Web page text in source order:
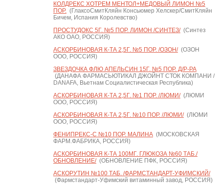
КОЛДРЕКС ХОТРЕМ МЕНТОЛ+МЕДОВЫЙ ЛИМОН №5
ПОР.(ГлаксоСмитКляйн Консьюмер Хелскер/СмитКляйн
Бичем, Испания Королевство)
ПРОСТУДОКС 5Г. №5 ПОР. ЛИМОН /СИНТЕЗ/(Синтез
АКО ОАО, РОССИЯ)
АСКОРБИНОВАЯ К-ТА 2,5Г. №5 ПОР. /ОЗОН/(ОЗОН
ООО, РОССИЯ)
ЗВЕЗДОЧКА ФЛЮ АПЕЛЬСИН 15Г. №5 ПОР. Д/Р-РА
(ДАНАФА ФАРМАСЬЮТИКАЛ ДЖОЙНТ СТОК КОМПАНИ /
DANAFA, Вьетнам Социалистическая Республика)
АСКОРБИНОВАЯ К-ТА 2,5Г. №1 ПОР. /ЛЮМИ/(ЛЮМИ
ООО, РОССИЯ)
АСКОРБИНОВАЯ К-ТА 2,5Г. №10 ПОР. /ЛЮМИ/(ЛЮМИ
ООО, РОССИЯ)
ФЕНИПРЕКС-С №10 ПОР. МАЛИНА(МОСКОВСКАЯ
ФАРМ.ФАБРИКА, РОССИЯ)
АСКОРБИНОВАЯ К-ТА 100МГ. ГЛЮКОЗА №60 ТАБ./
ОБНОВЛЕНИЕ/(ОБНОВЛЕНИЕ ПФК, РОССИЯ)
АСКОРУТИН №100 ТАБ. /ФАРМСТАНДАРТ-УФИМСКИЙ/
(Фармстандарт-Уфимский витаминный завод, РОССИЯ)